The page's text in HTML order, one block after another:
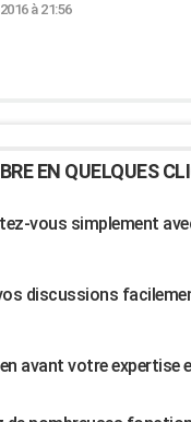
à 21:56
EN QUELQUES
vous simplement
discussions
avant votre expertise